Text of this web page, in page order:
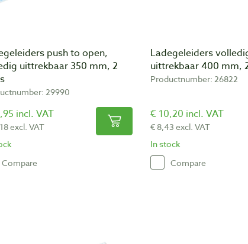
push to open,
uittrekbaar 350 mm, 2
29990
incl. VAT
excl. VAT
Compare
Ladegeleiders
uittrekbaar 400 mm,
Productnumber: 26822
€ 10,20 incl. VAT
€ 8,43 excl. VAT
In stock
Compare